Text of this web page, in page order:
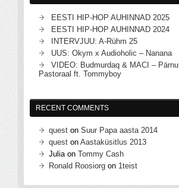
EESTI HIP-HOP AUHINNAD 2025
EESTI HIP-HOP AUHINNAD 2024
INTERVJUU: A-Rühm 25
UUS: Okym x Audioholic – Nanana
VIDEO: Budmurdaq & MACI – Pärnu
Pastoraal ft. Tommyboy
RECENT COMMENTS
quest on Suur Papa aasta 2014
quest on Aastaküsitlus 2013
Juliaon Tommy Cash
Ronald Roosiorg on 1teist